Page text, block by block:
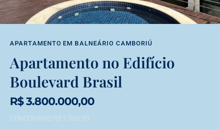
APARTAMENTO EM BALNEÁRIO CAMBORIÚ
Apartamento no Edifício
Boulevard Brasil
R$ 3.800.000,00
CONDOMÍNIO R$ 1.550,00